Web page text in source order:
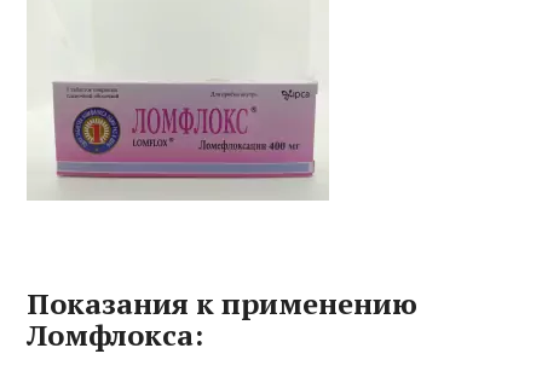
Показания к применению
Ломфлокса: